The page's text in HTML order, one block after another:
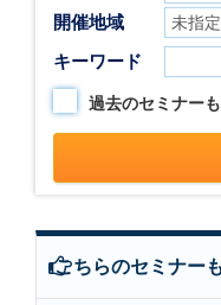
開催地域
キーワード
過去のセミナー
こちらのセミナー